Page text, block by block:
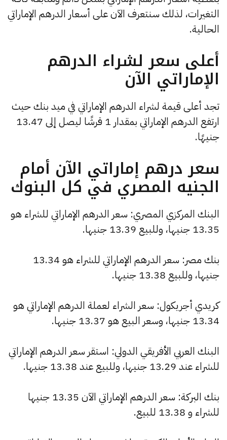
التغيرات، لذلك سنتعرف الآن على أسعار الدرهم الإماراتي
الحالية.
أعلى سعر لشراء الدرهم
الإماراتي الآن
تجد أعلى قيمة لشراء الدرهم الإماراتي في ميد بنك حيث
ارتفع الدرهم الإماراتي بمقدار 1 قرشًا ليصل إلى 13.47
جنيهًا.
سعر درهم إماراتي الآن أمام
الجنيه المصري في كل البنوك
البنك المركزي المصري: سعر الدرهم الإماراتي للشراء هو
13.35 جنيها، وللبيع 13.39 جنيها.
بنك مصر: سعر الدرهم الإماراتي للشراء هو 13.34
جنيها، وللبيع 13.38 جنيها.
كريدي أجريكول: سعر الشراء لعملة الدرهم الإماراتي هو
13.34 جنيها، وسعر البيع هو 13.37 جنيها.
البنك العربي الأفريقي الدولي: استقر سعر الدرهم الإماراتي
للشراء عند 13.29 جنيها، وللبيع عند 13.38 جنيها.
بنك البركة: سعر الدرهم الإماراتي الآن 13.35 جنيها
للشراء و 13.38 للبيع.